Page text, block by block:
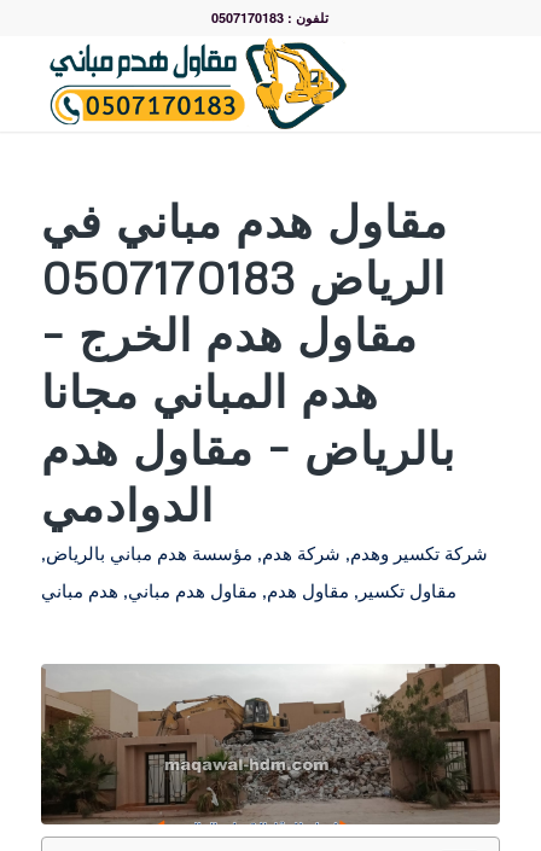
تلفون : 0507170183
مقاول هدم مباني في
الرياض 0507170183
مقاول هدم الخرج –
هدم المباني مجانا
بالرياض – مقاول هدم
الدوادمي
شركة تكسير وهدم, شركة هدم, مؤسسة هدم مباني بالرياض,
مقاول تكسير , مقاول هدم, مقاول هدم مباني, هدم مباني